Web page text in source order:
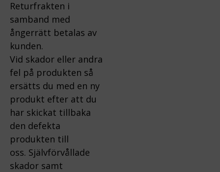
Returfrakten i
samband med
ångerrätt betalas av
kunden.
Vid skador eller andra
fel på produkten så
ersätts du med en ny
produkt efter att du
har skickat tillbaka
den defekta
produkten till
oss. Självförvållade
skador samt